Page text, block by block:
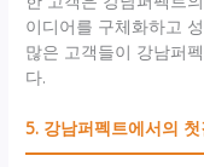
이디어를 구체화하고
많은 고객들이 강남퍼
다.
5. 강남퍼펙트에서의